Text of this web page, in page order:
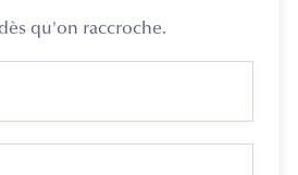
qu'on raccroche.